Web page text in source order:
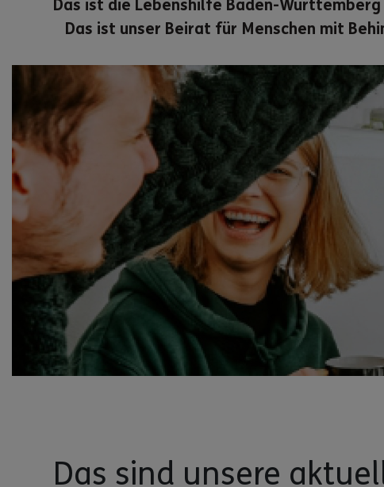
Das ist die Lebenshilfe Baden-Württemberg
Das ist unser Beirat für Menschen mit
Das sind unsere